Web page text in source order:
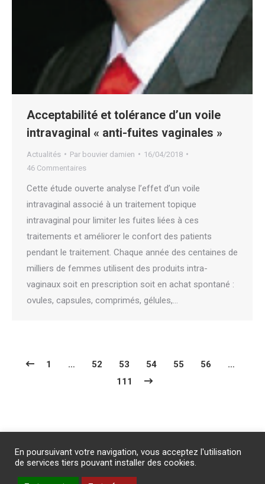
Acceptabilité et tolérance d’un voile
intravaginal « anti-fuites vaginales »
Actualités Par bouvier damien
16/04/2018
46 Commentaires
Cette étude ouverte analyse l’effet d’un voile
intravaginal associé à un traitement topique
intravaginal pour limiter les fuites liées à ces
traitements et améliorer le confort des patients
pendant le traitement. Chaque année des centaines de
milliers de femmes utilisent des produits intra-
vaginaux soit en prescription soit en achat spontané :
ovules, capsules, comprimés, gélules,…
1 … 52 53 54 55 56
…
111
PROTECTION DES DONNEES PERSONNELLES
En poursuivant votre navigation, vous acceptez l'utilisation
de services tiers pouvant installer des cookies.